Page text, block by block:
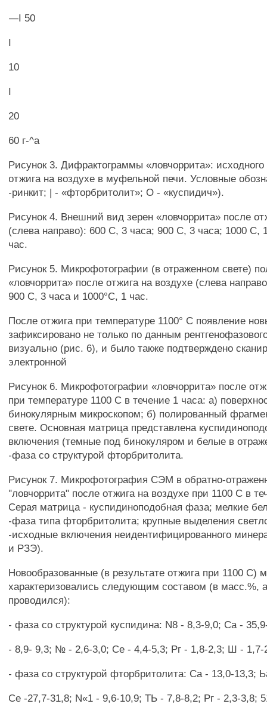
—I 50
I
10
I
20
60 г-^а
Рисунок 3. Дифрактограммы «ловчоррита»:
отжига на воздухе в муфельной печи. Условные
-ринкит; | - «фторбритолит»; О - «куспидич»).
Рисунок 4. Внешний вид зерен «ловчоррита» после
(слева направо): 600 С, 3 часа; 900 С, 3 часа; 1000 С,
час.
Рисунок 5. Микрофотографии (в отраженном свете)
«ловчоррита» после отжига на воздухе (слева
900 С, 3 часа и 1000°С, 1 час.
После отжига при температуре 1100° С появление
зафиксировано не только по данным
визуально (рис. 6), и было также подтверждено
электронной
Рисунок 6. Микрофотографии «ловчоррита» после
при температуре 1100 С в течение 1 часа: а)
бинокулярным микроскопом; б) полированный
свете. Основная матрица представлена
включения (темные под бинокуляром и белые в
-фаза со структурой фторбритолита.
Рисунок 7. Микрофотография СЭМ в обратно-
"ловчоррита" после отжига на воздухе при 1100 С в
Серая матрица - куспидиноподобная фаза; мелкие
-фаза типа фторбритолита; крупные выделения
-исходные включения неидентифицированного
и РЗЭ).
Новообразованные (в результате отжига при 1100 С)
характеризовались следующим составом (в масс.%,
проводился):
- фаза со структурой куспидина: N8 - 8,3-9,0; Са -
- 8,9- 9,3; № - 2,6-3,0; Се - 4,4-5,3; Рг - 1,8-2,3; Ш - 1,7-
- фаза со структурой фторбритолита: Са - 13,0-13,3;
Се -27,7-31,8; N«1 - 9,6-10,9; ТЬ - 7,8-8,2; Рг - 2,3-3,8;